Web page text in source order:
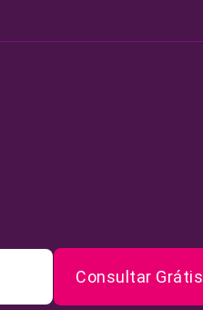
Consultar Grátis